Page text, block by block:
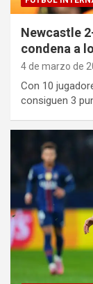
Newcastle
condena a
4 de marzo de
Con 10
consiguen 3